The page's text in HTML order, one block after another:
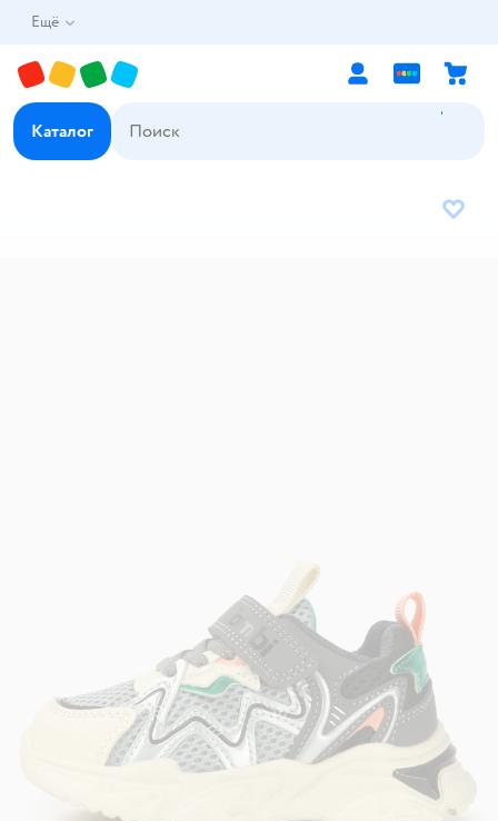
Ещё
Каталог
В